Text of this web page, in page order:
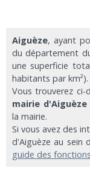
Aiguèze, ayant
du département
une superficie
habitants par km²).
Vous trouverez ci-
mairie d'Aiguèze
la mairie.
Si vous avez des
d'Aiguèze au sein
guide des